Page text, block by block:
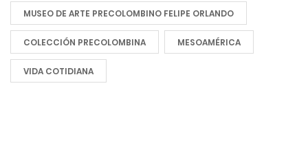
MUSEO DE ARTE PRECOLOMBINO FELIPE ORLANDO
COLECCIÓN PRECOLOMBINA MESOAMÉRICA
VIDA COTIDIANA